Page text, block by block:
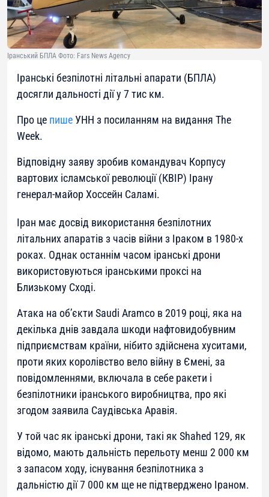
Іранський БПЛА Фото: Fars News Agency
Іранські безпілотні літальні апарати (БПЛА)
досягли дальності дії у 7 тис км.
Про це пише УНН з посиланням на видання The
Week.
Відповідну заяву зробив командувач Корпусу
вартових ісламської революції (КВІР) Ірану
генерал-майор Хоссейн Саламі.
Іран має досвід використання безпілотних
літальних апаратів з часів війни з Іраком в 1980-х
роках. Однак останнім часом іранські дрони
використовуються іранськими проксі на
Близькому Сході.
Атака на об’єкти Saudi Aramco в 2019 році, яка на
декілька днів завдала шкоди нафтовидобувним
підприємствам країни, нібито здійснена хуситами,
проти яких королівство вело війну в Ємені, за
повідомленнями, включала в себе ракети і
безпілотники іранського виробництва, про які
згодом заявила Саудівська Аравія.
У той час як іранські дрони, такі як Shahed 129, як
відомо, мають дальність перельоту менш 2 000 км
з запасом ходу, існування безпілотника з
дальністю дії 7 000 км ще не підтверджено Іраном.